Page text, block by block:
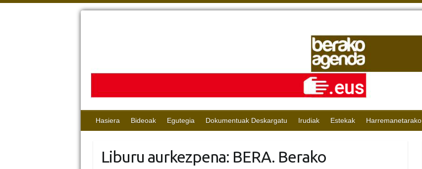
Hasiera Bideoak Egutegia Dokumentuak Deskargatu Irudiak Estekak Harremanetarako
Liburu aurkezpena: BERA. Berako